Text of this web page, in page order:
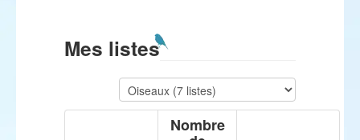
Mes listes
Nombre